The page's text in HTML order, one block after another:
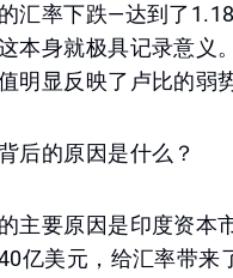
的汇率下跌—达到了
本身就极具记录意义
明显反映了卢比的弱
后的原因是什么？
主要原因是印度资本
亿美元，给汇率带